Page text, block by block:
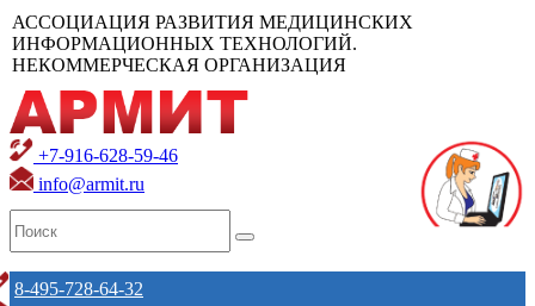
АССОЦИАЦИЯ РАЗВИТИЯ МЕДИЦИНСКИХ
ИНФОРМАЦИОННЫХ ТЕХНОЛОГИЙ.
НЕКОММЕРЧЕСКАЯ ОРГАНИЗАЦИЯ
+7-916-628-59-46
info@armit.ru
8-495-728-64-32